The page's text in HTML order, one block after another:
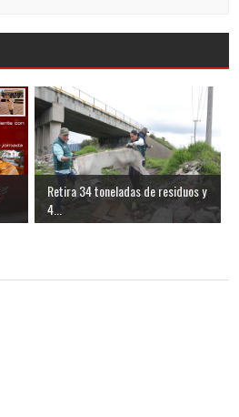
Retira 34 toneladas de residuos y
4...